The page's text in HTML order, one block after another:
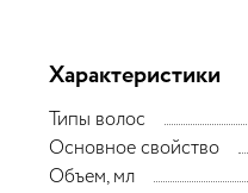
Характеристики
Типы волос
Основное свойство
Объем, мл